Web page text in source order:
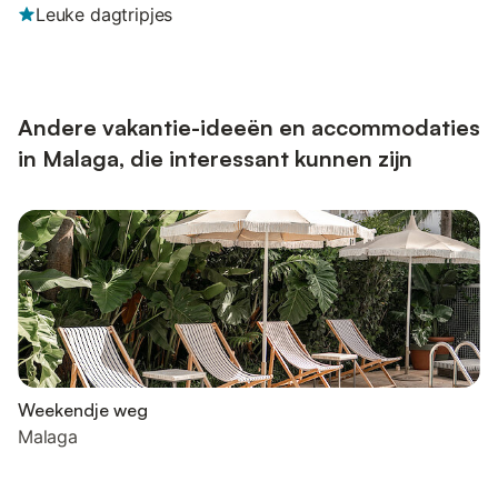
Leuke dagtripjes
Andere vakantie-ideeën en accommodaties
in Malaga, die interessant kunnen zijn
Weekendje weg
Malaga